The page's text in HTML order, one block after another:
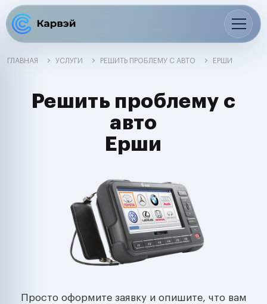
ГЛАВНАЯ УСЛУГИ РЕШИТЬ ПРОБЛЕМУ С АВТО ЕРШИ
Решить проблему с
авто
Ерши
Просто оформите заявку и опишите, что вам